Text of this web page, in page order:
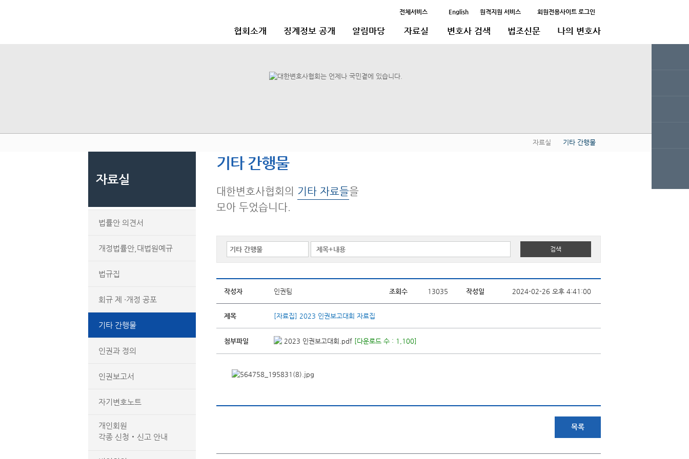
전체서비스 English 원격지원 서비스 회원전용사이트 로그인
협회소개 징계정보 공개 알림마당 자료실 변호사 검색 법조신문 나의 변호사
자료실 기타 간행물
자료실
법률안 의견서
개정법률안,대법원예규
법규집
회규 제 ·개정 공포
기타 간행물
인권과 정의
인권보고서
자기변호노트
개인회원
각종 신청‧신고 안내
기타 간행물
대한변호사협회의 기타 자료들을
모아 두었습니다.
작성자 인권팀 조회수 13035 작성일 2024-02-26 오후 4:41:00
제목 [자료집] 2023 인권보고대회 자료집
첨부파일 2023 인권보고대회.pdf [다운로드 수 : 1,100]
목록